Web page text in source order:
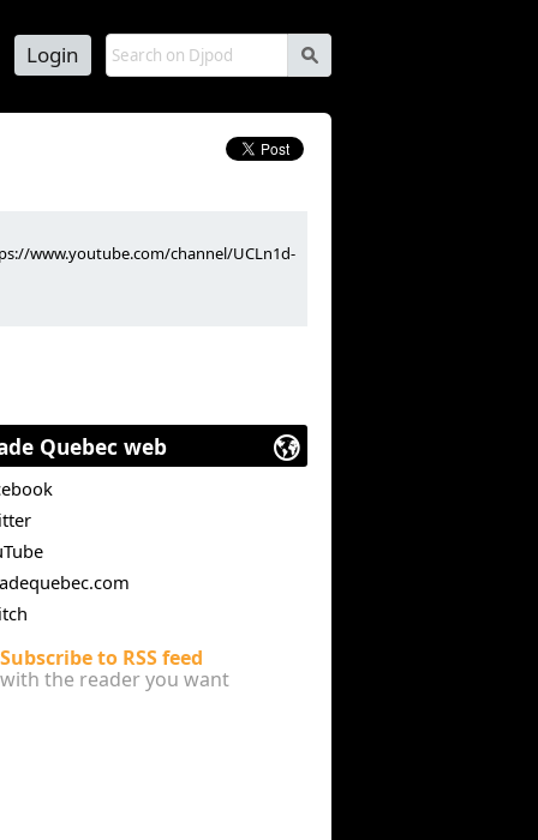
s
Login
www.youtube.com/channel/UCLn1d-
Quebec web
Subscribe to RSS feed
with the reader you want